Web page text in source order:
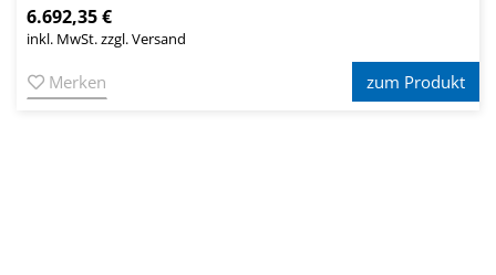
6.692,35 €
inkl. MwSt. zzgl. Versand
Merken zum Produkt